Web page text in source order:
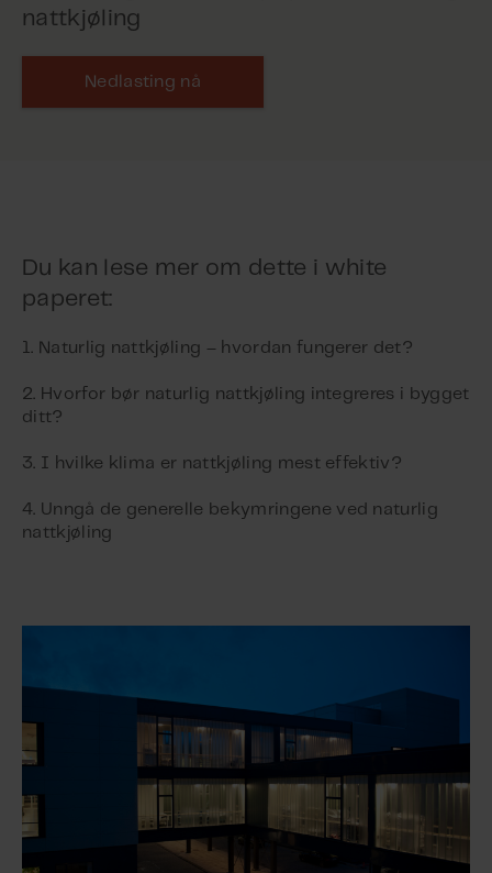
nattkjøling
Nedlasting nå
Du kan lese mer om dette i white
paperet:
1. Naturlig nattkjøling – hvordan fungerer det?
2. Hvorfor bør naturlig nattkjøling integreres i bygget
ditt?
3. I hvilke klima er nattkjøling mest effektiv?
4. Unngå de generelle bekymringene ved naturlig
nattkjøling